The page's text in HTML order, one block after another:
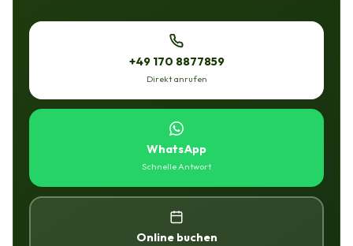
+49 170 8877859
Direkt anrufen
WhatsApp
Schnelle Antwort
Online buchen